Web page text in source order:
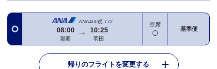
ANA460便 772
08:00
那覇
10:25
羽田
空席
基準便
帰りのフライトを変更する